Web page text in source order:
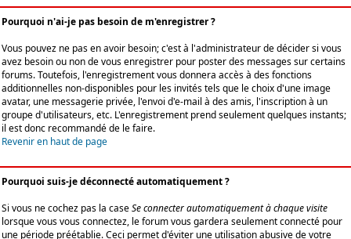
Pourquoi n'ai-je pas besoin de m'enregistrer ?
Vous pouvez ne pas en avoir besoin; c'est à l'administrateur de décider si vous
avez besoin ou non de vous enregistrer pour poster des messages sur certains
forums. Toutefois, l'enregistrement vous donnera accès à des fonctions
additionnelles non-disponibles pour les invités tels que le choix d'une image
avatar, une messagerie privée, l'envoi d'e-mail à des amis, l'inscription à un
groupe d'utilisateurs, etc. L'enregistrement prend seulement quelques instants;
il est donc recommandé de le faire.
Revenir en haut de page
Pourquoi suis-je déconnecté automatiquement ?
Si vous ne cochez pas la caseSe connecter automatiquement à chaque visite
lorsque vous vous connectez, le forum vous gardera seulement connecté pour
une période préétablie. Ceci permet d'éviter une utilisation abusive de votre